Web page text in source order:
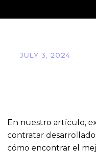
JULY 3, 2024
En nuestro artículo,
contratar
cómo encontrar el